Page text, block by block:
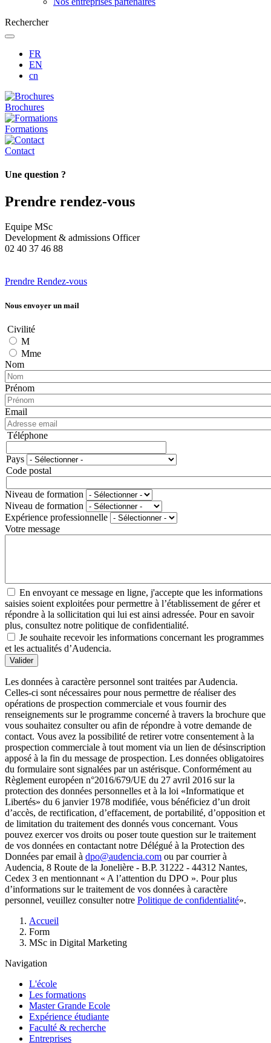
Rechercher
FR
EN
cn
Brochures
Formations
Contact
Une question ?
Prendre rendez-vous
Equipe MSc
Development & admissions Officer
02 40 37 46 88
Prendre Rendez-vous
Nous envoyer un mail
Civilité
M
Mme
Nom
Prénom
Email
Téléphone
Adresse
Pays
Code postal
Niveau de formation
Niveau de formation
Expérience professionnelle
Votre message
En envoyant ce message en ligne, j'accepte que les informations
saisies soient exploitées pour permettre à l’établissement de gérer et
répondre à la sollicitation qui lui est ainsi adressée. Pour en savoir
plus, consultez notre politique de confidentialité.
Je souhaite recevoir les informations concernant les programmes
et les actualités d’Audencia.
Valider
Les données à caractère personnel sont traitées par Audencia.
Celles-ci sont nécessaires pour nous permettre de réaliser des
opérations de prospection commerciale et vous fournir des
renseignements sur le programme concerné à travers la brochure que
vous souhaitez consulter ou afin de répondre à votre demande de
contact. Vous avez la possibilité de retirer votre consentement à la
prospection commerciale à tout moment via un lien de désinscription
apposé à la fin du message de prospection. Les données obligatoires
du formulaire sont signalées par un astérisque. Conformément au
Règlement européen n°2016/679/UE du 27 avril 2016 sur la
protection des données personnelles et à la loi «Informatique et
Libertés» du 6 janvier 1978 modifiée, vous bénéficiez d’un droit
d’accès, de rectification, d’effacement, de portabilité, d’opposition et
de limitation du traitement des donnés vous concernant. Vous
pouvez exercer vos droits ou poser toute question sur le traitement
de vos données en contactant notre Délégué à la Protection des
Données par email à dpo@audencia.com ou par courrier à
Audencia, 8 Route de la Jonelière - B.P. 31222 - 44312 Nantes,
Cedex 3 en mentionnant « A l’attention du DPO ». Pour plus
d’informations sur le traitement de vos données à caractère
personnel, veuillez consulter notre Politique de confidentialité».
d'Ariane
Accueil
Form
MSc in Digital Marketing
Navigation
L'école
Les formations
Master Grande Ecole
Expérience étudiante
Faculté & recherche
Entreprises